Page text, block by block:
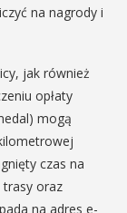
na nagrody i
jak również
opłaty
mogą
czas na
trasy oraz
na adres e-